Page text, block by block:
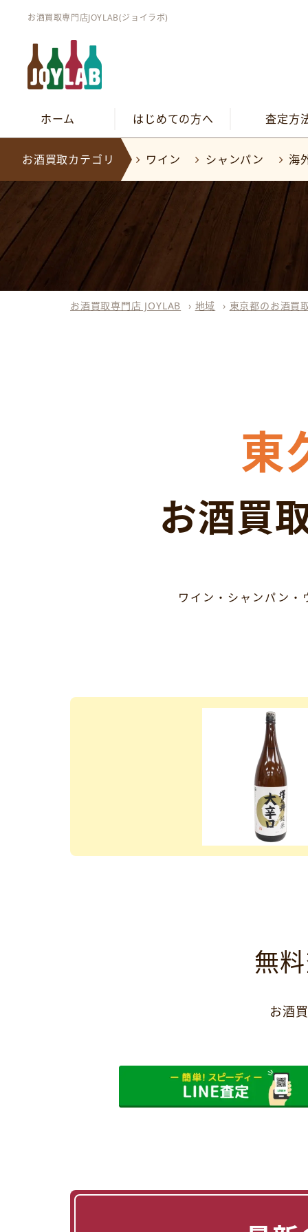
お酒買取専門店JOYLAB(ジョイラボ)
ホーム はじめての方へ 査定方
お酒買取カテゴリ ワイン シャンパン 海
お酒買取専門店 JOYLAB › 地域 › 東京都のお酒買
東
お酒買
ワイン・シャンパン
無
お酒